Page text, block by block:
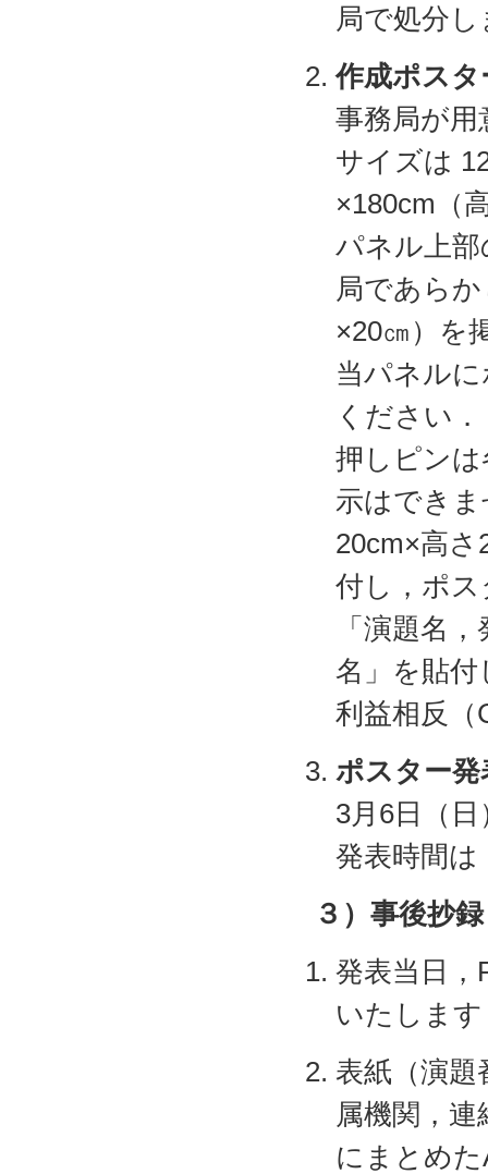
局で処分
作成ポス
事務局が
サイズは
×180cm（
パネル上
局であら
×20㎝）を
当パネル
ください．
押しピン
示はでき
20cm×高
付し，ポ
「演題名
名」を貼
利益相反
ポスター
3月6日（
発表時間は
３）事後抄録
発表当日，
いたしま
表紙（演題
属機関，
にまとめ